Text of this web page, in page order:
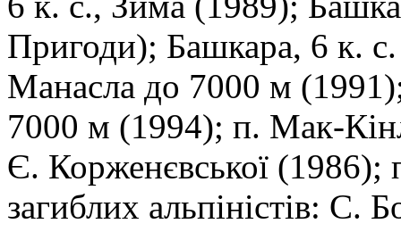
Пригоди); Башкара, 6 к.
Манасла до 7000 м
7000 м (1994); п. Мак-
Є. Корженєвської (1986);
загиблих альпіністів: С.